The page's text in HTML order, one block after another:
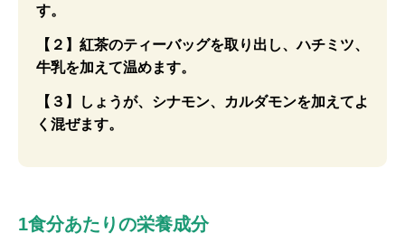
す。
【２】紅茶のティーバッグを取り出し、ハチミツ、
牛乳を加えて温めます。
【３】しょうが、シナモン、カルダモンを加えてよ
く混ぜます。
1食分あたりの栄養成分